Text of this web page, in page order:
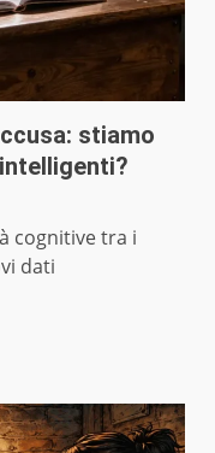
stiamo
cognitive tra i
dati